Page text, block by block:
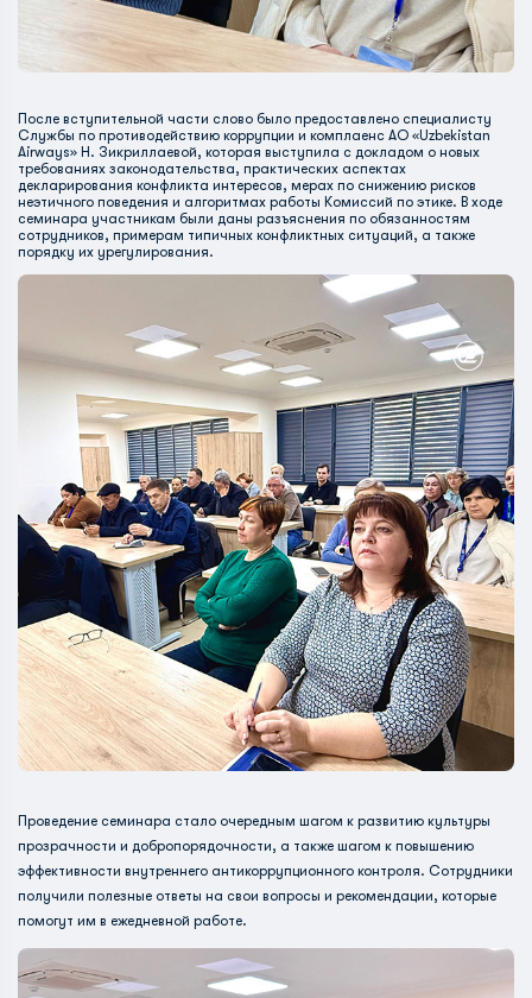
После вступительной части слово было предоставлено специалисту
Службы по противодействию коррупции и комплаенс АО «Uzbekistan
Airways» Н. Зикриллаевой, которая выступила с докладом о новых
требованиях законодательства, практических аспектах
декларирования конфликта интересов, мерах по снижению рисков
неэтичного поведения и алгоритмах работы Комиссий по этике. В ходе
семинара участникам были даны разъяснения по обязанностям
сотрудников, примерам типичных конфликтных ситуаций, а также
порядку их урегулирования.
Проведение семинара стало очередным шагом к развитию культуры
прозрачности и добропорядочности, а также шагом к повышению
эффективности внутреннего антикоррупционного контроля. Сотрудники
получили полезные ответы на свои вопросы и рекомендации, которые
помогут им в ежедневной работе.